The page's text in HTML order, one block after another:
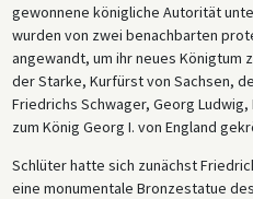
gewonnene königliche Autorität
wurden von zwei benachbarten
angewandt, um ihr neues Königtum
der Starke, Kurfürst von Sachsen,
Friedrichs Schwager, Georg
zum König Georg I. von England
Schlüter hatte sich zunächst
eine monumentale Bronzestatue